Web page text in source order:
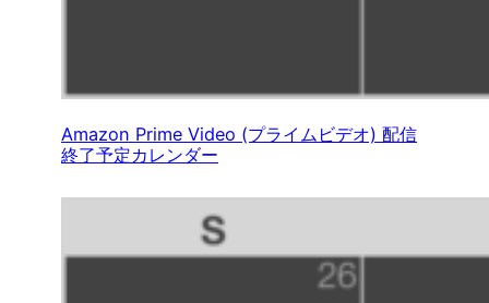
Amazon Prime Video (プライムビデオ) 配信
終了予定カレンダー